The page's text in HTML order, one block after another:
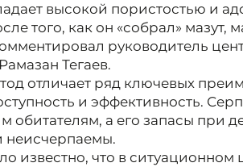
высокой пористостью и
того, как он «собрал» мазут,
руководитель
Тегаев.
отличает ряд ключевых
и эффективность.
обитателям, а его запасы при
неисчерпаемы.
известно, что в ситуационном